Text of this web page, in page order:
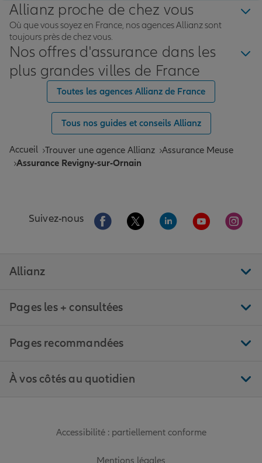
Allianz proche de chez vous
Où que vous soyez en France, nos agences Allianz sont
toujours près de chez vous.
Nos offres d'assurance dans les
plus grandes villes de France
Toutes les agences Allianz de France
Tous nos guides et conseils Allianz
Accueil Trouver une agence Allianz Assurance Meuse
Assurance Revigny-sur-Ornain
Suivez-nous Aller sur la page Facebook de Allianz
Aller sur la page Twitter de
Aller sur la page
Aller sur la
Aller
Allianz
Pages les + consultées
Pages recommandées
À vos côtés au quotidien
Accessibilité : partiellement conforme